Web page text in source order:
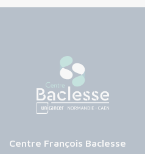
Centre François Baclesse